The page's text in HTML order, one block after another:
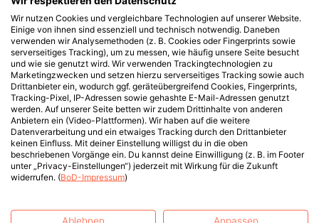
Wir nutzen Cookies und vergleichbare Technologien auf unserer Website.
Einige von ihnen sind essenziell und technisch notwendig. Daneben
verwenden wir Analysemethoden (z. B. Cookies oder Fingerprints sowie
serverseitiges Tracking), um zu messen, wie häufig unsere Seite besucht
und wie sie genutzt wird. Wir verwenden Trackingtechnologien zu
Marketingzwecken und setzen hierzu serverseitiges Tracking sowie auch
Drittanbieter ein, wodurch ggf. geräteübergreifend Cookies, Fingerprints,
Tracking-Pixel, IP-Adressen sowie gehashte E-Mail-Adressen genutzt
werden. Auf unserer Seite betten wir zudem Drittinhalte von anderen
Anbietern ein (Video-Plattformen). Wir haben auf die weitere
Datenverarbeitung und ein etwaiges Tracking durch den Drittanbieter
keinen Einfluss. Mit deiner Einstellung willigst du in die oben
beschriebenen Vorgänge ein. Du kannst deine Einwilligung (z. B. im Footer
unter „Privacy-Einstellungen“) jederzeit mit Wirkung für die Zukunft
widerrufen. (BoD-Impressum)
Ablehnen Anpassen